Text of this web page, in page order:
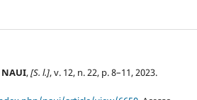
,[S. l.], v. 12, n. 22, p. 8–11, 2023.